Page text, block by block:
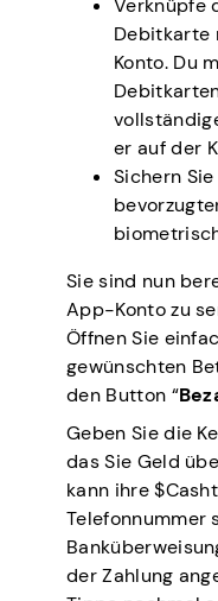
Verknüpfe
Debitkarte
Konto. Du
er auf der
Sichern
Sie sind nun
App-Konto zu
Öffnen Sie
gewünschten
den Button “
Geben Sie die
das Sie Geld
kann ihre
Telefonnummer
der Zahlung